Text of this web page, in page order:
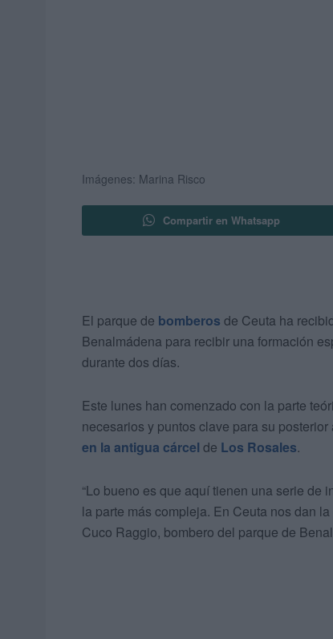
Imágenes: Marina Risco
Compartir en Whatsapp
El parque de bomberos de Ceuta ha
Benalmádena para recibir una formación
durante dos días.
Este lunes han comenzado con la parte
necesarios y puntos clave para su
en la antigua cárcel de Los Rosales.
“Lo bueno es que aquí tienen una serie de
la parte más compleja. En Ceuta nos dan
Cuco Raggio, bombero del parque de